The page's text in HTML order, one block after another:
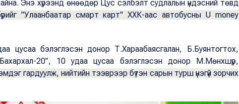
Энэ хүрээнд өнөөдөр Цус сэлбэлт судлалын үндэсний төвд
"Улаанбаатар смарт карт" ХХК-аас автобусны U money
цусаа бэлэглэсэн донор Т.Хараабаясгалан, Б.Буянтогтох,
20”, 10 удаа цусаа бэлэглэсэн донор М.Мөнхшүр,
гардуулж, нийтийн тээврээр бүтэн сарын турш үнэгүй зорчих